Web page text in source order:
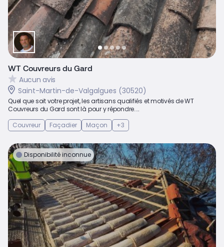
WT Couvreurs du Gard
Aucun avis
Saint-Martin-de-Valgalgues (30520)
Quel que soit votre projet, les artisans qualifiés et motivés de WT
Couvreurs du Gard sont là pour y répondre....
Couvreur
Façadier Maçon +3
Disponibilité inconnue